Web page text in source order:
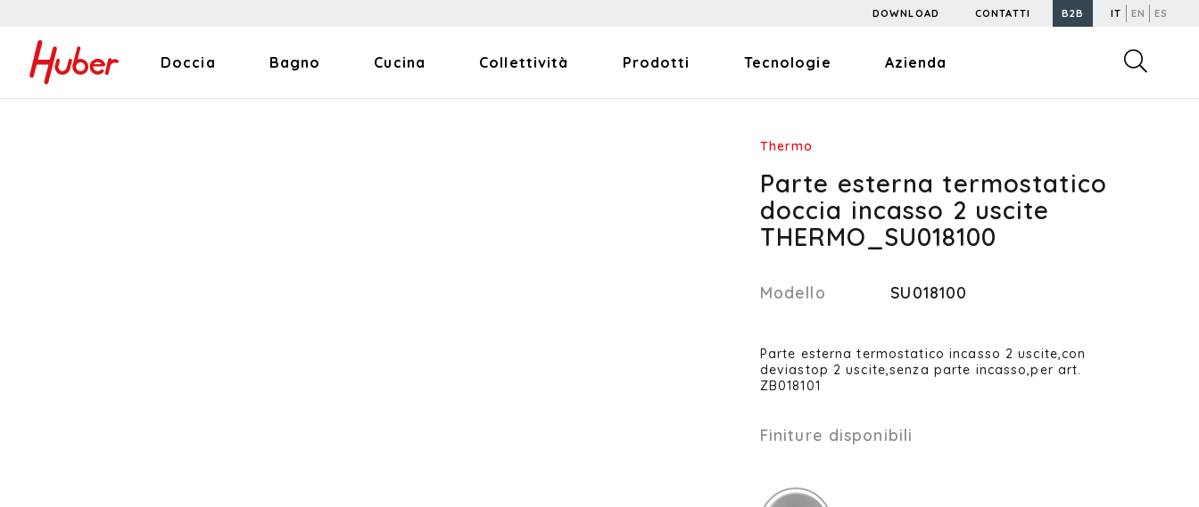
DOWNLOAD CONTATTI B2B IT EN ES
Doccia Bagno Cucina Collettività Prodotti Tecnologie Azienda
Thermo
Parte esterna termostatico
doccia incasso 2 uscite
THERMO_SU018100
Modello SU018100
Parte esterna termostatico incasso 2 uscite,con
deviastop 2 uscite,senza parte incasso,per art.
ZB018101
Finiture disponibili